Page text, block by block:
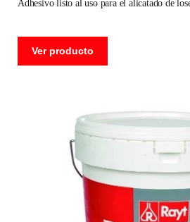
adhesivo listo al uso para el alicatado de
Ver producto